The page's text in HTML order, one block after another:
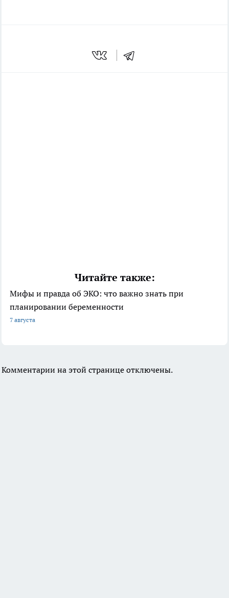
Читайте также:
Мифы и правда об ЭКО: что важно знать при
планировании беременности
7 августа
Комментарии на этой странице отключены.